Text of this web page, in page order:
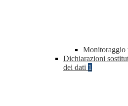
Monitoraggio
Dichiarazioni
dei dati 1